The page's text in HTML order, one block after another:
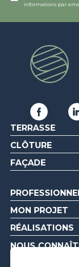
informations par
TERRASSE
CLÔTURE
FAÇADE
MON PROJET
RÉALISATIONS
NOUS